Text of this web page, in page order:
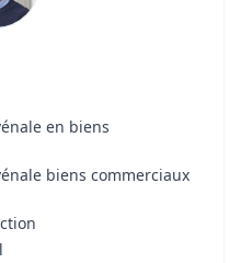
en biens
biens commerciaux